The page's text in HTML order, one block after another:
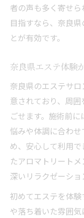
慢性疲労
エステで
奈良県お
慢性疲労
疲れが取れに
疲れが
慢性疲労
エステの
慢性疲労
奈良県エ
美容と健康へ
慢性疲労
者の声も多く寄せ
目指すなら、奈良
とが有効です。
奈良県エステ体験
奈良県のエステサ
意されており、周
ごせます。施術前
悩みや体調に合わ
め、安心して利用
たアロマトリートメ
深いリラクゼーショ
初めてエステを体
や落ち着いた雰囲